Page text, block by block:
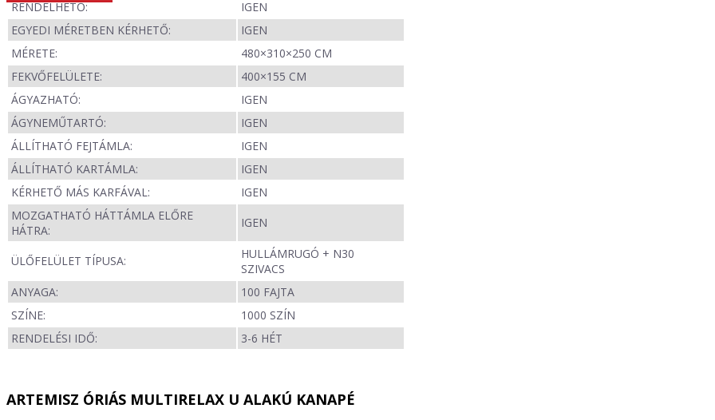
RENDELHETŐ:
IGEN
EGYEDI MÉRETBEN KÉRHETŐ:
IGEN
MÉRETE:
480×310×250 CM
FEKVŐFELÜLETE:
400×155 CM
ÁGYAZHATÓ:
IGEN
ÁGYNEMŰTARTÓ:
IGEN
ÁLLÍTHATÓ FEJTÁMLA:
IGEN
ÁLLÍTHATÓ KARTÁMLA:
IGEN
KÉRHETŐ MÁS KARFÁVAL:
IGEN
MOZGATHATÓ HÁTTÁMLA ELŐRE
HÁTRA:
IGEN
ÜLŐFELÜLET TÍPUSA:
HULLÁMRUGÓ + N30
SZIVACS
ANYAGA:
100 FAJTA
SZÍNE:
1000 SZÍN
RENDELÉSI IDŐ:
3-6 HÉT
ARTEMISZ ÓRIÁS MULTIRELAX U ALAKÚ KANAPÉ